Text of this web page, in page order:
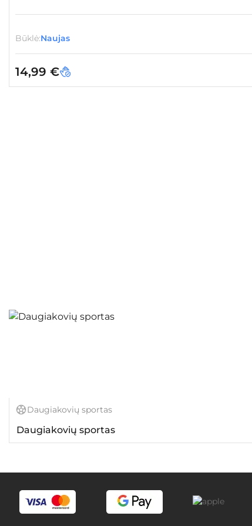
Būklė:Naujas
14,99 €
Daugiakovių sportas
Daugiakovių sportas